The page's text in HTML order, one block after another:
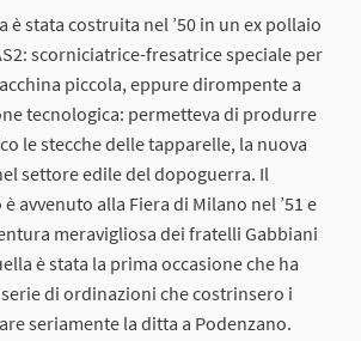
è stata costruita nel ’50 in un ex pollaio
scorniciatrice-fresatrice speciale per
piccola, eppure dirompente a
tecnologica: permetteva di produrre
le stecche delle tapparelle, la nuova
settore edile del dopoguerra. Il
avvenuto alla Fiera di Milano nel ’51 e
meravigliosa dei fratelli Gabbiani
è stata la prima occasione che ha
di ordinazioni che costrinsero i
seriamente la ditta a Podenzano.